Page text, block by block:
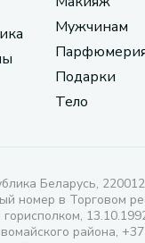
Мужчинам
Подарки
Тело
Беларусь,
номер в Торговом
района,